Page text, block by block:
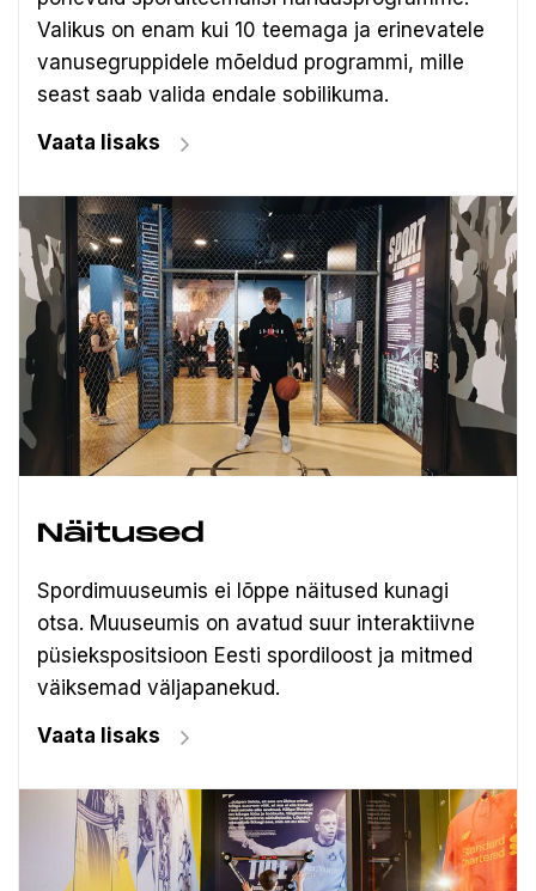
Valikus on enam kui 10 teemaga ja erinevatele
vanusegruppidele mõeldud programmi, mille
seast saab valida endale sobilikuma.
Vaata lisaks
Näitused
Spordimuuseumis ei lõppe näitused kunagi
otsa. Muuseumis on avatud suur interaktiivne
püsiekspositsioon Eesti spordiloost ja mitmed
väiksemad väljapanekud.
Vaata lisaks